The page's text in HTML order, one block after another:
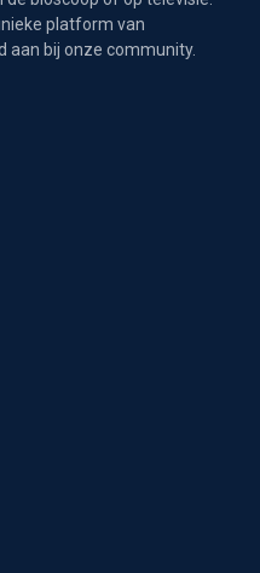
platform van
aan bij onze community.